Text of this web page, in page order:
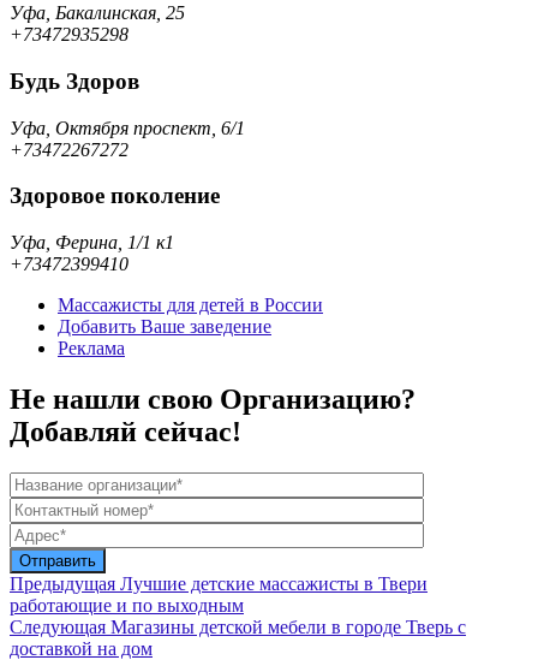
Уфа, Бакалинская, 25
+73472935298
Будь Здоров
Уфа, Октября проспект, 6/1
+73472267272
Здоровое поколение
Уфа, Ферина, 1/1 к1
+73472399410
Массажисты для детей в России
Добавить Ваше заведение
Реклама
Не нашли свою Организацию?
Добавляй сейчас!
Предыдущая Лучшие детские массажисты в Твери
работающие и по выходным
Следующая Магазины детской мебели в городе Тверь с
доставкой на дом